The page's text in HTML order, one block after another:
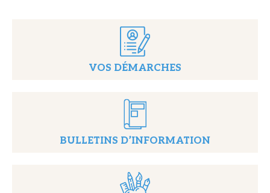
VOS DÉMARCHES
BULLETINS D’INFORMATION